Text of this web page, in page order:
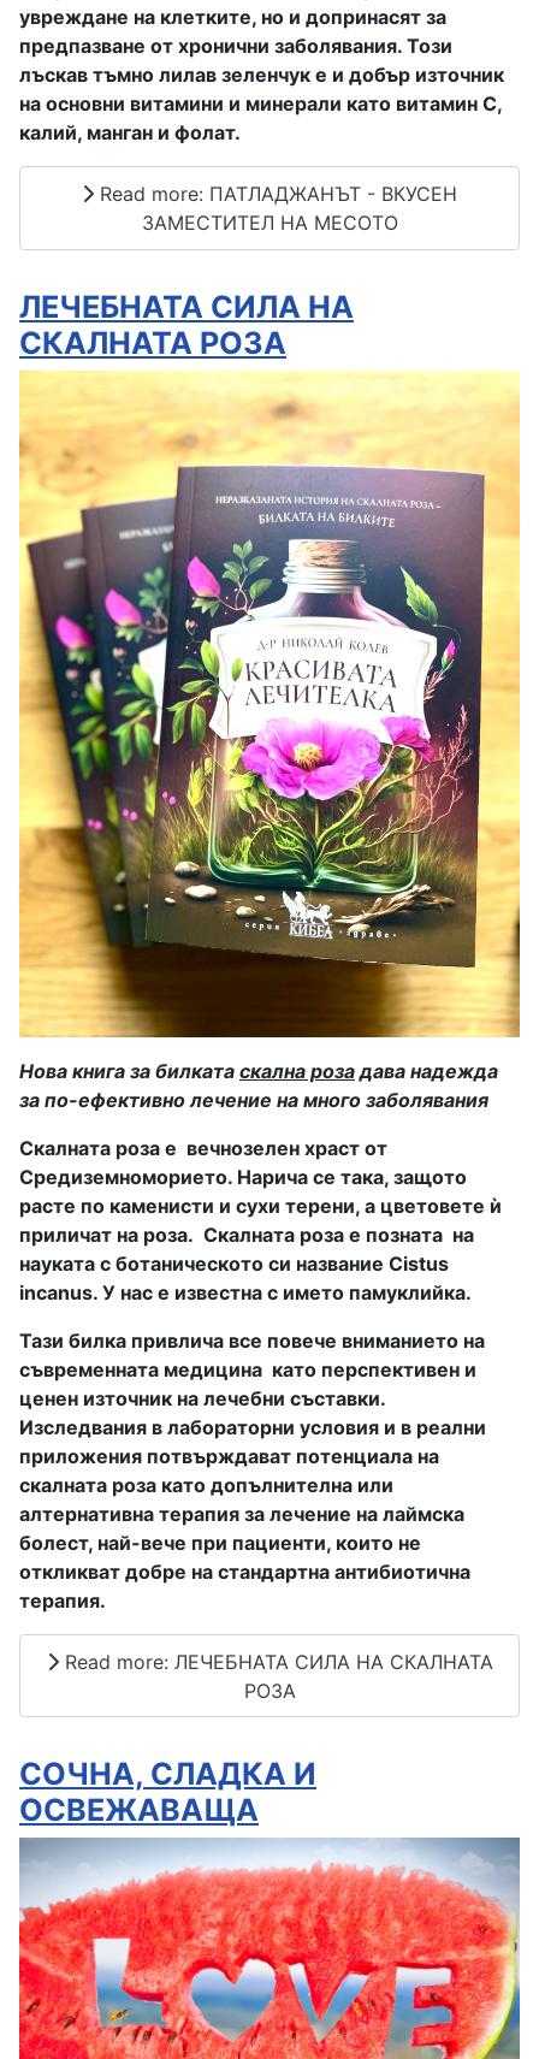
увреждане на клетките, но и допринасят за
предпазване от хронични заболявания. Този
лъскав тъмно лилав зеленчук е и добър източник
на основни витамини и минерали като витамин С,
калий, манган и фолат.
Read more: ПАТЛАДЖАНЪТ - ВКУСЕН
ЗАМЕСТИТЕЛ НА МЕСОТО
ЛЕЧЕБНАТА СИЛА НА
СКАЛНАТА РОЗА
Нова книга за билката скална розадава надежда
за по-ефективно лечение на много заболявания
Скалната роза е вечнозелен храст от
Средиземноморието. Нарича се така, защото
расте по каменисти и сухи терени, а цветовете ѝ
приличат на роза. Скалната роза е позната на
науката с ботаническото си название Cistus
incanus. У нас е известна с името памуклийка.
Тази билка привлича все повече вниманието на
съвременната медицина като перспективен и
ценен източник на лечебни съставки.
Изследвания в лабораторни условия и в реални
приложения потвърждават потенциала на
скалната роза като допълнителна или
алтернативна терапия за лечение на лаймска
болест, най-вече при пациенти, които не
откликват добре на стандартна антибиотична
терапия.
Read more: ЛЕЧЕБНАТА СИЛА НА СКАЛНАТА
РОЗА
СОЧНА, СЛАДКА И
ОСВЕЖАВАЩА